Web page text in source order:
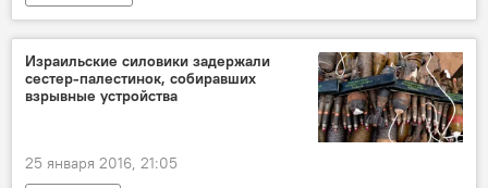
Израильские силовики задержали
сестер-палестинок, собиравших
взрывные устройства
25 января 2016, 21:05